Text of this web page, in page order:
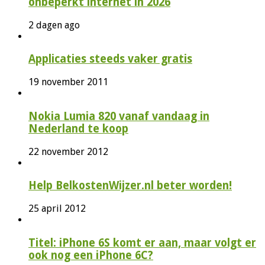
2 dagen ago
Applicaties steeds vaker gratis
19 november 2011
Nokia Lumia 820 vanaf vandaag in
Nederland te koop
22 november 2012
Help BelkostenWijzer.nl beter worden!
25 april 2012
Titel: iPhone 6S komt er aan, maar volgt er
ook nog een iPhone 6C?